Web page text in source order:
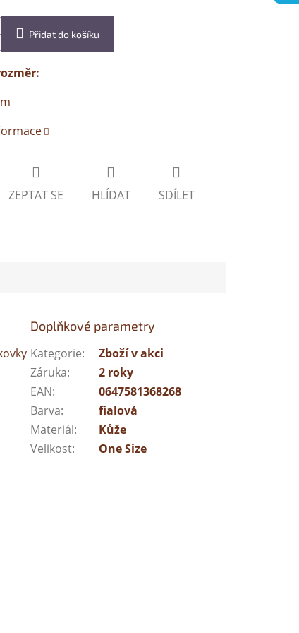
Přidat do košíku
ZEPTAT SE HLÍDAT SDÍLET
Doplňkové parametry
Kategorie:
Zboží v akci
Záruka:
2 roky
EAN:
0647581368268
Barva:
fialová
Materiál:
Kůže
Velikost: One Size